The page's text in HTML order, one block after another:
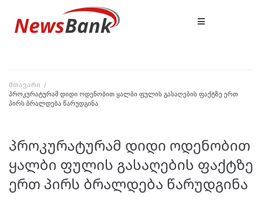
მთავარი /
პროკურატურამ დიდი ოდენობით ყალბი ფულის გასაღების ფაქტზე ერთ
პირს ბრალდება წარუდგინა
პროკურატურამ დიდი ოდენობით
ყალბი ფულის გასაღების ფაქტზე
ერთ პირს ბრალდება წარუდგინა